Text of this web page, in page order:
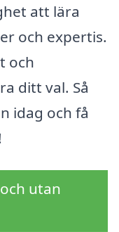
att lära
och expertis.
och
ditt val. Så
idag och få
utan